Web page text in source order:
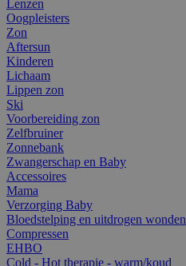
Lenzen
Oogpleisters
Zon
Aftersun
Kinderen
Lichaam
Lippen zon
Ski
Voorbereiding zon
Zelfbruiner
Zonnebank
Zwangerschap en Baby
Accessoires
Mama
Verzorging Baby
Bloedstelping en uitdrogen wonden
Compressen
EHBO
Cold - Hot therapie - warm/koud